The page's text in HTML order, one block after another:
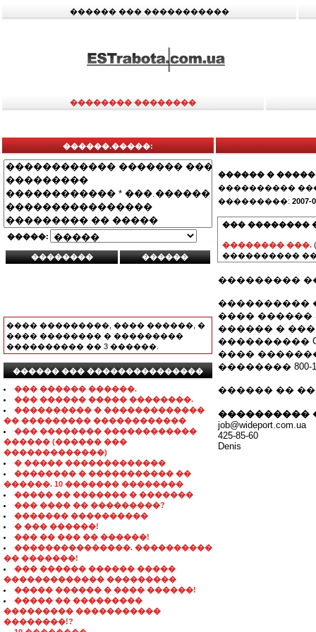
������ ��� �����������
�������� ��������
������.�����:
�����:
���� ���������, ���� ������, �
���� �������� � ���������
���������� �� 3 ������.
������ ��� ���������������
��� ������ ������.
��� ������ ����� ��������.
���������� � �������������
�� ��������� ������������
��� �������� ������������
������ (������ ���
�������������)
� ����� �������������
�������� � ����������� ��
������. 10 ������� ��������
����� �� ������� � �������
��� ���� �� ���������?
������� ����������
� ��� ������!
��� �� ��� �� ������!
���������������. ����������
�� �������!
��� ������ ������ �����
������������� ���������
����� ������ � ���� ������!
����� �� ���������
��������� �����������
��������!?
������ � �����
����������
���������: 2007-
��� ��������
�������� ���.
����������
���������
����������
���� ������
������ � ����
����������
����
�������� 800-
������ ��
����������
job@wideport.com.ua
425-85-60
Denis